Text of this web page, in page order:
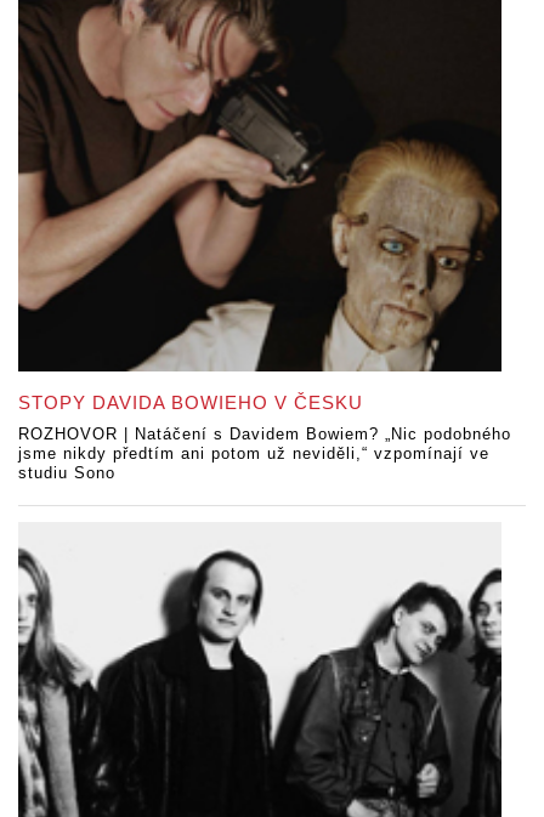
STOPY DAVIDA BOWIEHO V ČESKU
ROZHOVOR | Natáčení s Davidem Bowiem? „Nic podobného
jsme nikdy předtím ani potom už neviděli,“ vzpomínají ve
studiu Sono